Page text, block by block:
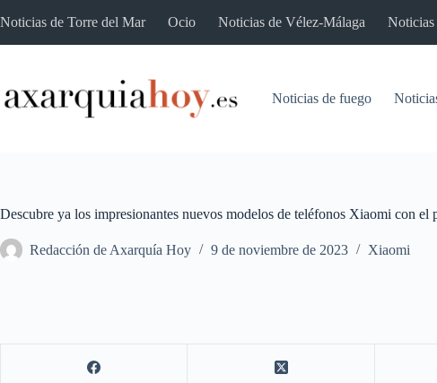
al
Noticias de Torre del Mar Ocio Noticias de Vélez-Málaga
Noticias de fuego
Descubre ya los impresionantes nuevos modelos de teléfonos Xiaomi con el
Redacción de Axarquía Hoy 9 de noviembre de 2023 Xiaomi